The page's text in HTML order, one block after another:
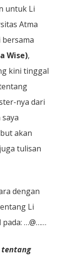
untuk Li
Atma
bersama
Wise),
kini tinggal
nya dari
akan
tulisan
dengan
Li
…@……
tentang